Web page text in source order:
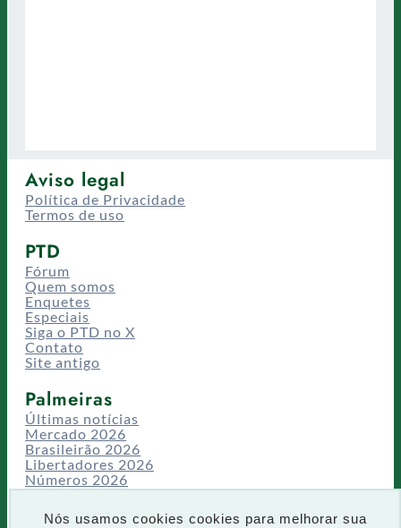
Nós usamos cookies cookies para melhorar sua
Aviso legal
Política de Privacidade
Termos de uso
PTD
Fórum
Quem somos
Enquetes
Especiais
Siga o PTD no X
Contato
Site antigo
Palmeiras
Últimas notícias
Mercado 2026
Brasileirão 2026
Libertadores 2026
Números 2026
Campeonatos
Temporadas